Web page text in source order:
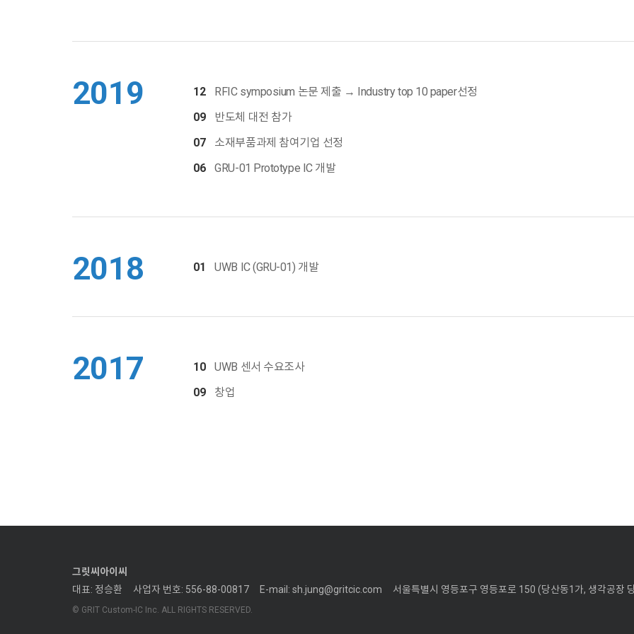
2019 12
RFIC symposium 논문 제출 → Industry top 10 paper선정
09
반도체 대전 참가
07
소재부품과제 참여기업 선정
06
GRU-01 Prototype IC 개발
2018 01 UWB IC (GRU-01) 개발
2017 10
UWB 센서 수요조사
09
창업
그릿씨아이씨
대표: 정승환
사업자 번호: 556-88-00817 E-mail: sh.jung@gritcic.com 서울특별시 영등포구 영등포로 150 (당산동1가, 생각공장
© GRIT Custom-IC Inc. ALL RIGHTS RESERVED.